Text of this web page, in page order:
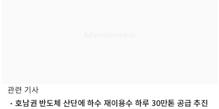
관련 기사
호남권 반도체 산단에 하수 재이용수 하루 30만톤 공급 추진